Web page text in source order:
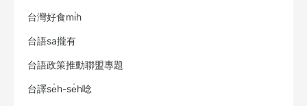
台灣好食mi̍h
台語sa攏有
台語政策推動聯盟專題
台譯se̍h-se̍h唸